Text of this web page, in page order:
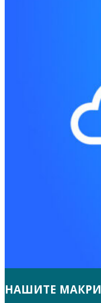
НАШИТЕ МАКРИ